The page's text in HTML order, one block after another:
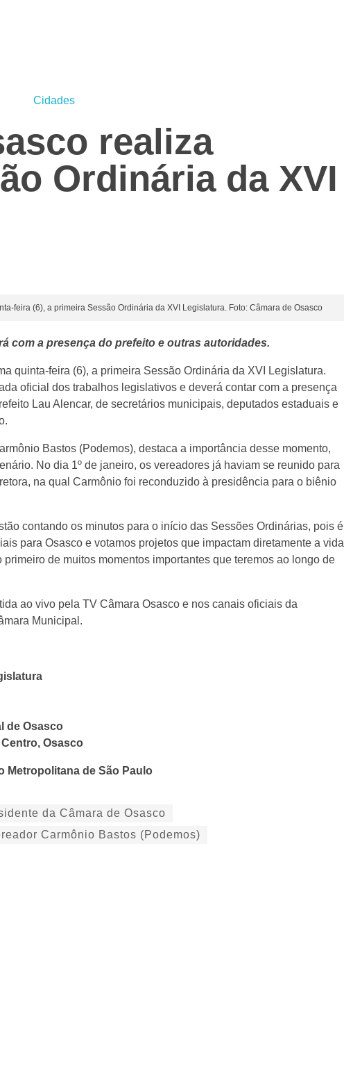
Cidades
realiza
Ordinária da XVI
feira (6), a primeira Sessão Ordinária da XVI Legislatura. Foto: Câmara de Osasco
com a presença do prefeito e outras autoridades.
quinta-feira (6), a primeira Sessão Ordinária da XVI Legislatura.
oficial dos trabalhos legislativos e deverá contar com a presença
Lau Alencar, de secretários municipais, deputados estaduais e
Bastos (Podemos), destaca a importância desse momento,
No dia 1º de janeiro, os vereadores já haviam se reunido para
na qual Carmônio foi reconduzido à presidência para o biênio
contando os minutos para o início das Sessões Ordinárias, pois é
para Osasco e votamos projetos que impactam diretamente a vida
de muitos momentos importantes que teremos ao longo de
ao vivo pela TV Câmara Osasco e nos canais oficiais da
Municipal.
de Osasco
Osasco
Metropolitana de São Paulo
da Câmara de Osasco
Carmônio Bastos (Podemos)